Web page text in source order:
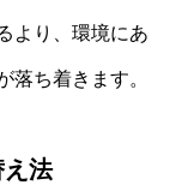
より、環境にあ
落ち着きます。
法